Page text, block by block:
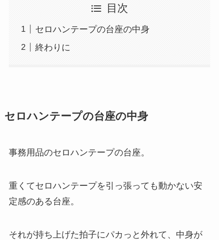
目次
セロハンテープの台座の中身
終わりに
セロハンテープの台座の中身
事務用品のセロハンテープの台座。
重くてセロハンテープを引っ張っても動かない安
定感のある台座。
それが持ち上げた拍子にパカっと外れて、中身が